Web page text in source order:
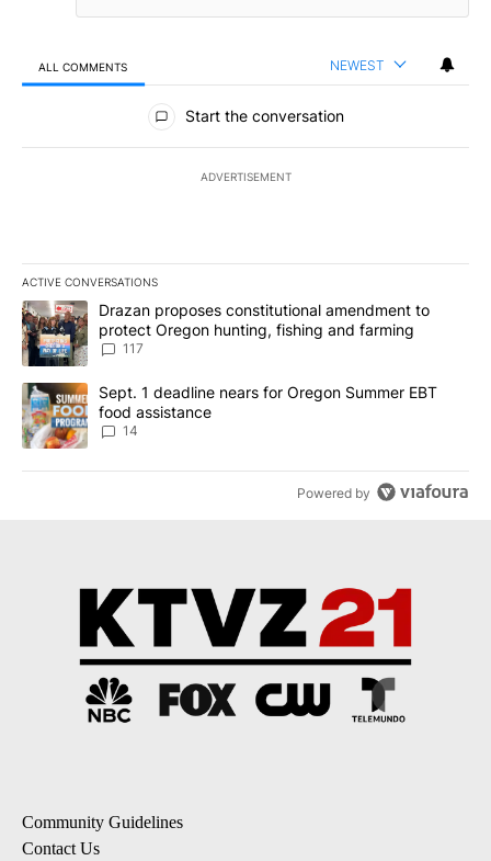
ALL COMMENTS NEWEST
All Comments
Start the conversation
ADVERTISEMENT
ACTIVE CONVERSATIONS
The following is a list of the most commented articles in the last
A trending article titled "Drazan proposes constitutional
Drazan proposes constitutional amendment to
protect Oregon hunting, fishing and farming
117
A trending article titled "Sept. 1 deadline nears for Oregon
Sept. 1 deadline nears for Oregon Summer EBT
food assistance
14
Powered by
Community Guidelines
Contact Us